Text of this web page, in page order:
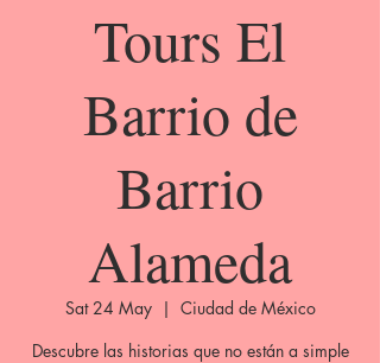
Tours El
Barrio de
Barrio
Alameda
Sat 24 May
  |
Ciudad de México
Descubre las historias que no están a simple